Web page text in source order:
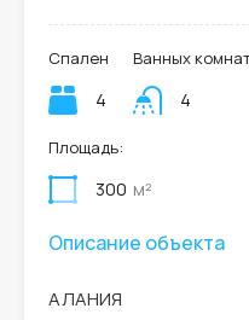
Спален
4
Ванных
4
Площадь:
300 м²
Описание объекта
АЛАНИЯ